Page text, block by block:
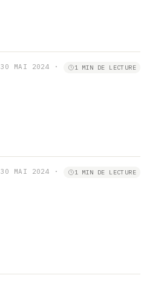
30 MAI 2024 · 1 MIN DE LECTURE
30 MAI 2024 · 1 MIN DE LECTURE